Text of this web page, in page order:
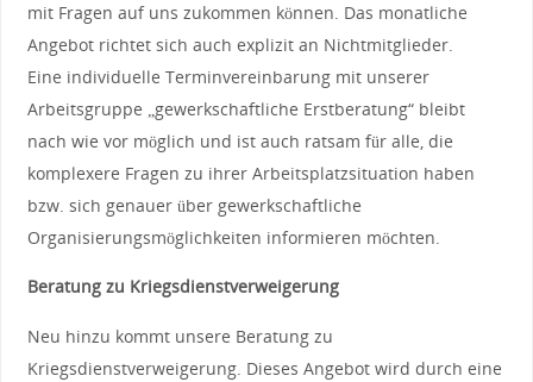
mit Fragen auf uns zukommen können. Das monatliche
Angebot richtet sich auch explizit an Nichtmitglieder.
Eine individuelle Terminvereinbarung mit unserer
Arbeitsgruppe „gewerkschaftliche Erstberatung“ bleibt
nach wie vor möglich und ist auch ratsam für alle, die
komplexere Fragen zu ihrer Arbeitsplatzsituation haben
bzw. sich genauer über gewerkschaftliche
Organisierungsmöglichkeiten informieren möchten.
Beratung zu Kriegsdienstverweigerung
Neu hinzu kommt unsere Beratung zu
Kriegsdienstverweigerung. Dieses Angebot wird durch eine